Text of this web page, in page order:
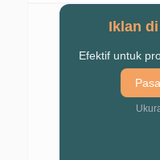
Iklan
Efektif untuk